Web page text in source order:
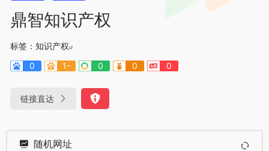
鼎智知识产权
标签： 知识产权
0
1- 0 0 0
链接直达
随机网址